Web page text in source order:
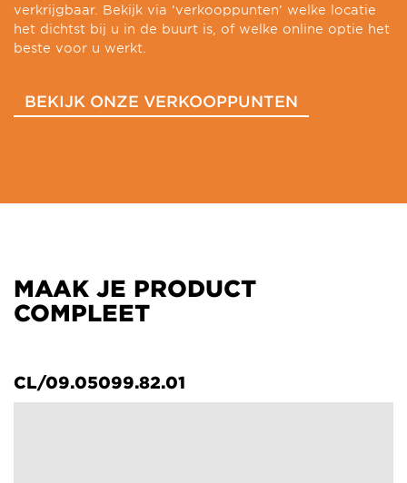
verkrijgbaar. Bekijk via ‘verkooppunten’ welke locatie
het dichtst bij u in de buurt is, of welke online optie het
beste voor u werkt.
BEKIJK ONZE VERKOOPPUNTEN
MAAK JE PRODUCT
COMPLEET
CL/09.05099.82.01